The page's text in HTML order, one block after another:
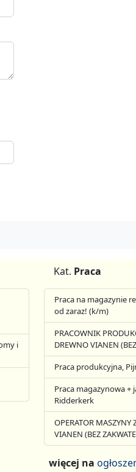
i
Kat. Praca
Praca na magazynie
od zaraz! (k/m)
PRACOWNIK
DREWNO VIANEN
Praca produkcyjna,
Praca magazynowa +
Ridderkerk
OPERATOR
VIANEN (BEZ
więcej na